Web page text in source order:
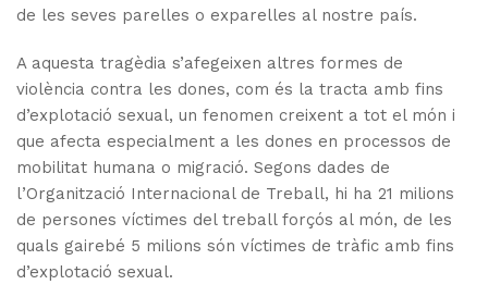
de les seves parelles o exparelles al nostre país.
A aquesta tragèdia s’afegeixen altres formes de
violència contra les dones, com és la tracta amb fins
d’explotació sexual, un fenomen creixent a tot el món i
que afecta especialment a les dones en processos de
mobilitat humana o migració. Segons dades de
l’Organització Internacional de Treball, hi ha 21 milions
de persones víctimes del treball forçós al món, de les
quals gairebé 5 milions són víctimes de tràfic amb fins
d’explotació sexual.